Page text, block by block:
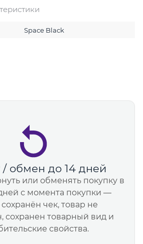
Space Black
/ обмен до 14 дней
или обменять покупку в
с момента покупки —
чек, товар не
сохранен товарный вид и
свойства.